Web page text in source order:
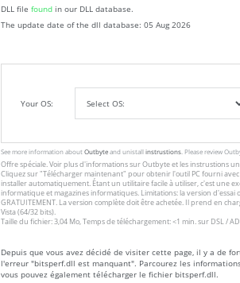
DLL file found in our DLL database.
The update date of the dll database: 05 Aug 2026
Your OS:
See more information about Outbyteand unistallinstrustions . Please review
Offre spéciale. Voir plus d'informations surOutbyteet lesinstrustions
Cliquez sur"Télécharger maintenant" pour obtenir l'outil PC fourni
installer automatiquement. Étant un utilitaire facile à utiliser, c'est une
informatique et magazines informatiques. Limitations: la version
GRATUITEMENT. La version complète doit être achetée. Il prend en
Vista (64/32 bits).
Taille du fichier: 3,04 Mo, Temps de téléchargement: <1 min. sur DSL /
Depuis que vous avez décidé de visiter cette page, il y a de
l'erreur "bitsperf.dll est manquant". Parcourez les
vous pouvez également télécharger le fichier bitsperf.dll.